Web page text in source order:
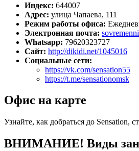
Индекс: 644007
Адрес: улица Чапаева, 111
Режим работы офиса:
Электронная почта:
Whatsapp: 79620323727
Сайт: http://dikidi.net/1045016
Социальные сети:
https://vk.com/sensation55
https://t.me/sensationomsk
Офис на карте
Узнайте, как добраться до Sensation,
ВНИМАНИЕ! Виды